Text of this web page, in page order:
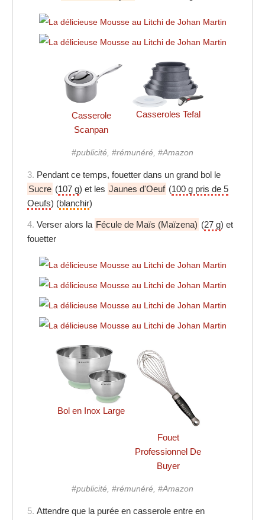
Casserole
Scanpan
Casseroles Tefal
#publicité, #rémunéré, #Amazon
3. Pendant ce temps, fouetter dans un grand bol le
Sucre (107 g) et les Jaunes d'Oeuf (100 g pris de 5
Oeufs) (blanchir)
4. Verser alors la Fécule de Maïs (Maïzena) (27 g) et
fouetter
Bol en Inox Large
Fouet
Professionnel De
Buyer
#publicité, #rémunéré, #Amazon
5. Attendre que la purée en casserole entre en